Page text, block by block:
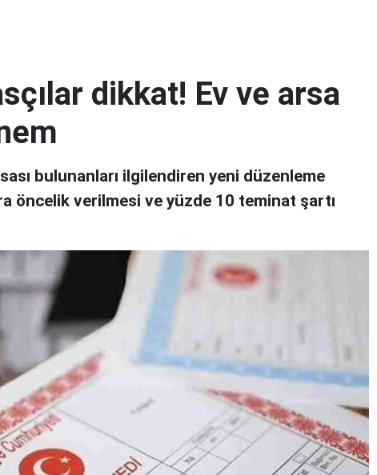
dikkat! Ev ve arsa
bulunanları ilgilendiren yeni düzenleme
öncelik verilmesi ve yüzde 10 teminat şartı